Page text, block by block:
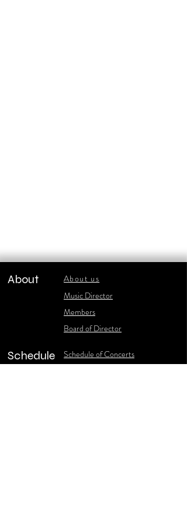
About
About us
​Music Director
​Members
Board of Director
Schedule
Schedule of Concerts